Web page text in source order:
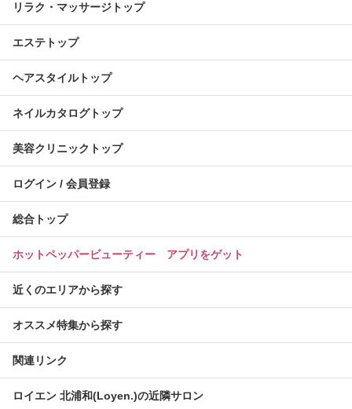
リラク・マッサージトップ
エステトップ
ヘアスタイルトップ
ネイルカタログトップ
美容クリニックトップ
ログイン / 会員登録
総合トップ
ホットペッパービューティー アプリをゲット
近くのエリアから探す
オススメ特集から探す
関連リンク
ロイエン 北浦和(Loyen.)の近隣サロン